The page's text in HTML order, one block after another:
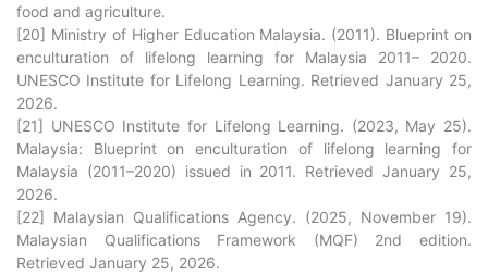
food and agriculture.
[20] Ministry of Higher Education Malaysia. (2011). Blueprint on
enculturation of lifelong learning for Malaysia 2011– 2020.
UNESCO Institute for Lifelong Learning. Retrieved January 25,
2026.
[21] UNESCO Institute for Lifelong Learning. (2023, May 25).
Malaysia: Blueprint on enculturation of lifelong learning for
Malaysia (2011–2020) issued in 2011. Retrieved January 25,
2026.
[22] Malaysian Qualifications Agency. (2025, November 19).
Malaysian Qualifications Framework (MQF) 2nd edition.
Retrieved January 25, 2026.